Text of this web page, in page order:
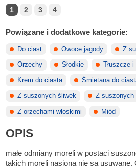
1 2 3 4
Powiązane i dodatkowe kategorie:
Do ciast Owoce jagody Z
Orzechy Słodkie Tłuszcze
Krem do ciasta Śmietana do
Z suszonych śliwek Z suszonych
Z orzechami włoskimi Miód
OPIS
małe odmiany moreli w postaci
takich moreli nasiona nie są usuwane.